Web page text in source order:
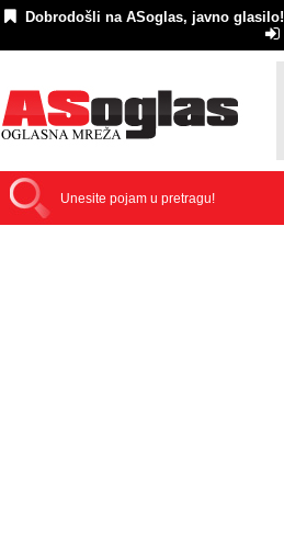
Dobrodošli na ASoglas, javno glasilo!